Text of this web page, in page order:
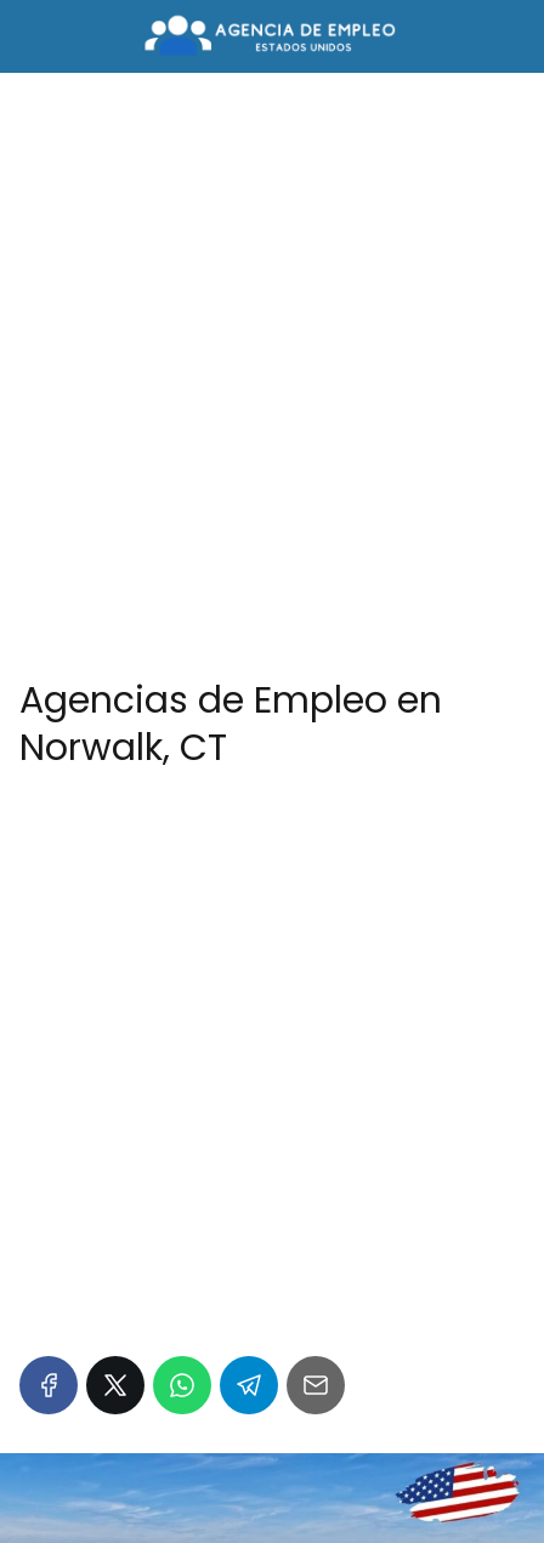
Agencias de Empleo en
Norwalk, CT